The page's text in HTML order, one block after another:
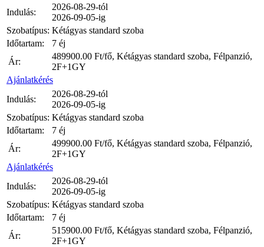
Indulás:
2026-08-29-tól
2026-09-05-ig
Szobatípus: Kétágyas standard szoba
Időtartam:
7 éj
Ár:
489900.00 Ft/fő, Kétágyas standard szoba, Félpanzió,
2F+1GY
Ajánlatkérés
Indulás:
2026-08-29-tól
2026-09-05-ig
Szobatípus: Kétágyas standard szoba
Időtartam:
7 éj
Ár:
499900.00 Ft/fő, Kétágyas standard szoba, Félpanzió,
2F+1GY
Ajánlatkérés
Indulás:
2026-08-29-tól
2026-09-05-ig
Szobatípus: Kétágyas standard szoba
Időtartam:
7 éj
Ár:
515900.00 Ft/fő, Kétágyas standard szoba, Félpanzió,
2F+1GY